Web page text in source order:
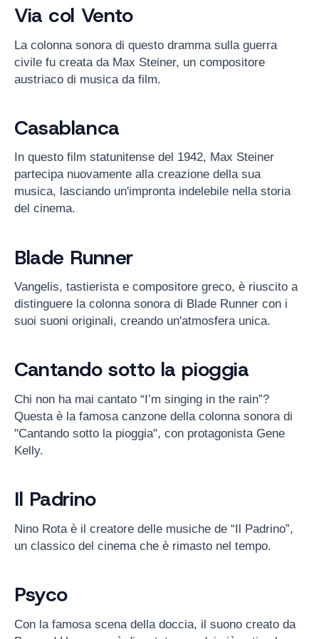
Via col Vento
La colonna sonora di questo dramma sulla guerra
civile fu creata da Max Steiner, un compositore
austriaco di musica da film.
Casablanca
In questo film statunitense del 1942, Max Steiner
partecipa nuovamente alla creazione della sua
musica, lasciando un'impronta indelebile nella storia
del cinema.
Blade Runner
Vangelis, tastierista e compositore greco, è riuscito a
distinguere la colonna sonora di Blade Runner con i
suoi suoni originali, creando un'atmosfera unica.
Cantando sotto la pioggia
Chi non ha mai cantato “I’m singing in the rain”?
Questa è la famosa canzone della colonna sonora di
"Cantando sotto la pioggia", con protagonista Gene
Kelly.
Il Padrino
Nino Rota è il creatore delle musiche de “Il Padrino”,
un classico del cinema che è rimasto nel tempo.
Psyco
Con la famosa scena della doccia, il suono creato da